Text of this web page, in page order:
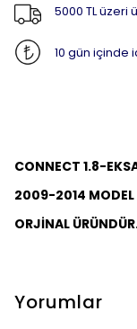
5000 TL üzeri
10 gün içinde
CONNECT 1.8-
2009-2014 MODEL
ORJİNAL
Yorumlar